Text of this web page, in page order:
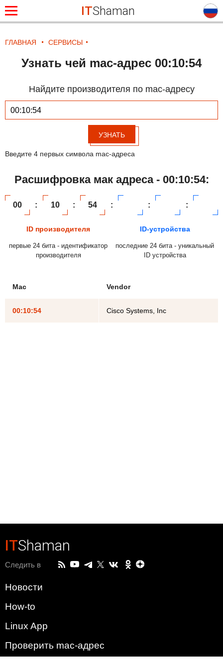
ITShaman
ГЛАВНАЯ СЕРВИСЫ
Узнать чей mac-адрес 00:10:54
Найдите производителя по mac-адресу
УЗНАТЬ
Введите 4 первых символа mac-адреса
Расшифровка мак адреса - 00:10:54:
00 : 10 : 54 : : :
ID производителя
первые 24 бита - идентификатор
производителя
ID-устройства
последние 24 бита - уникальный
ID устройства
Mac Vendor
00:10:54 Cisco Systems, Inc
ITShaman
Следить в
Новости
How-to
Linux App
Проверить mac-адрес